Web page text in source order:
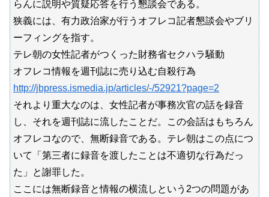
らんに説明や質疑応答を行う懇談会である。
狭義には、有力政治家が行うオフレコ記者懇談会やブリ
ーフィングを指す。
テレ朝の女性記者がつくった財務省セクハラ騒動
オフレコ情報を週刊誌に売り込む自殺行為
http://jbpress.ismedia.jp/articles/-/52921?page=2
それより重大なのは、女性記者が事務次官の話を録音
し、それを週刊誌に流したことだ。この会話はもちろん
オフレコなので、無断録音である。テレ朝はこの点につ
いて「第三者に録音を渡したことは不適切な行為だっ
た」と謝罪した。
ここには無断録音と情報の横流しという2つの問題があ